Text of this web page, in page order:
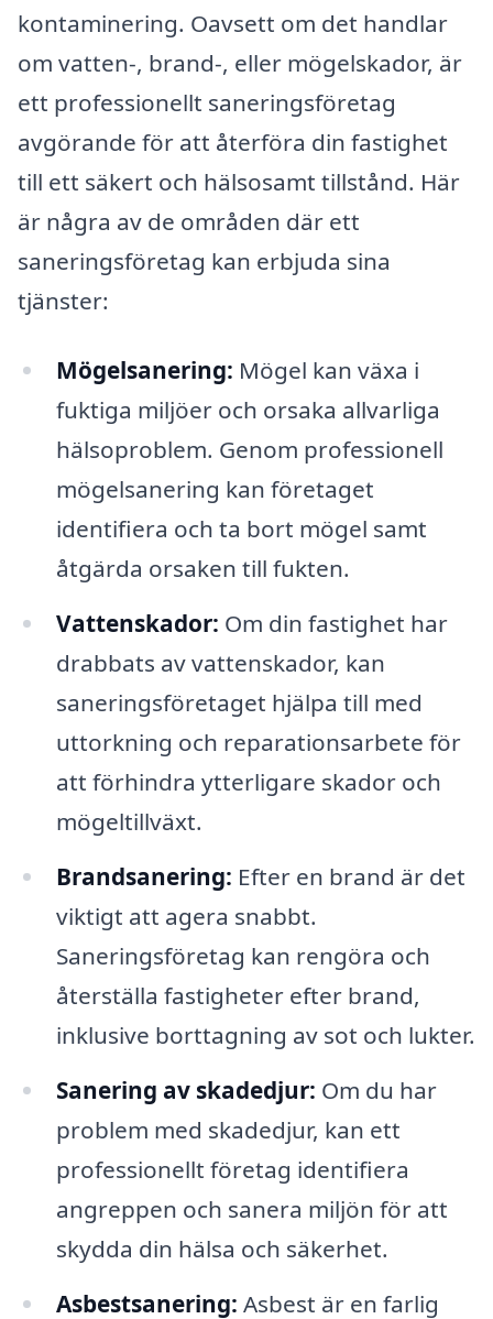
kontaminering. Oavsett om det handlar
om vatten-, brand-, eller mögelskador, är
ett professionellt saneringsföretag
avgörande för att återföra din fastighet
till ett säkert och hälsosamt tillstånd. Här
är några av de områden där ett
saneringsföretag kan erbjuda sina
tjänster:
Mögelsanering: Mögel kan växa i
fuktiga miljöer och orsaka allvarliga
hälsoproblem. Genom professionell
mögelsanering kan företaget
identifiera och ta bort mögel samt
åtgärda orsaken till fukten.
Vattenskador: Om din fastighet har
drabbats av vattenskador, kan
saneringsföretaget hjälpa till med
uttorkning och reparationsarbete för
att förhindra ytterligare skador och
mögeltillväxt.
Brandsanering: Efter en brand är det
viktigt att agera snabbt.
Saneringsföretag kan rengöra och
återställa fastigheter efter brand,
inklusive borttagning av sot och lukter.
Sanering av skadedjur: Om du har
problem med skadedjur, kan ett
professionellt företag identifiera
angreppen och sanera miljön för att
skydda din hälsa och säkerhet.
Asbestsanering: Asbest är en farlig